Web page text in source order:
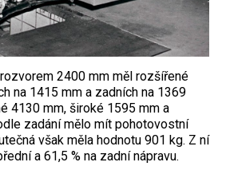
2400 mm měl rozšířené
na 1415 mm a zadních na 1369
4130 mm, široké 1595 mm a
zadání mělo mít pohotovostní
však měla hodnotu 901 kg. Z ní
a 61,5 % na zadní nápravu.